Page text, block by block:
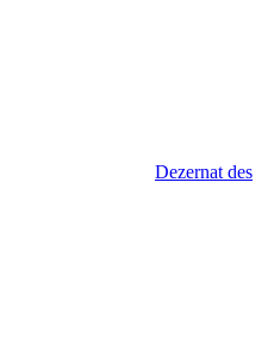
Dezernat des